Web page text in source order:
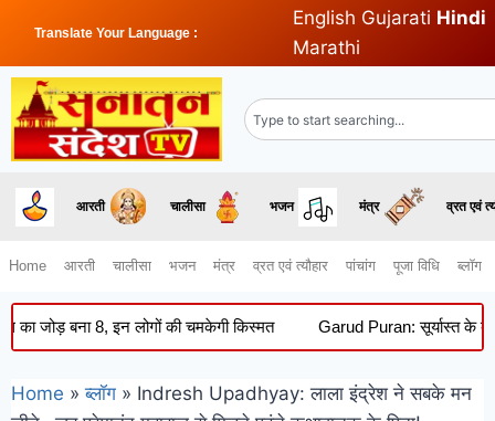
Translate Your Language :
English Gujarati Hindi
Marathi
आरती चालीसा भजन मंत्र व्रत एवं
Home आरती चालीसा भजन मंत्र व्रत एवं त्यौहार पांचांग पूजा विधि ब्लॉग
बना 8, इन लोगों की चमकेगी किस्मत Garud Puran: सूर्यास्त के बाद क्यों
Home » ब्लॉग » Indresh Upadhyay: लाला इंद्रेश ने सबके मन